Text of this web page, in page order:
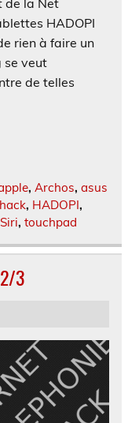
HADOPI
rien à faire un
se veut
de telles
, Archos, asus
hack, HADOPI,
Siri, touchpad
3